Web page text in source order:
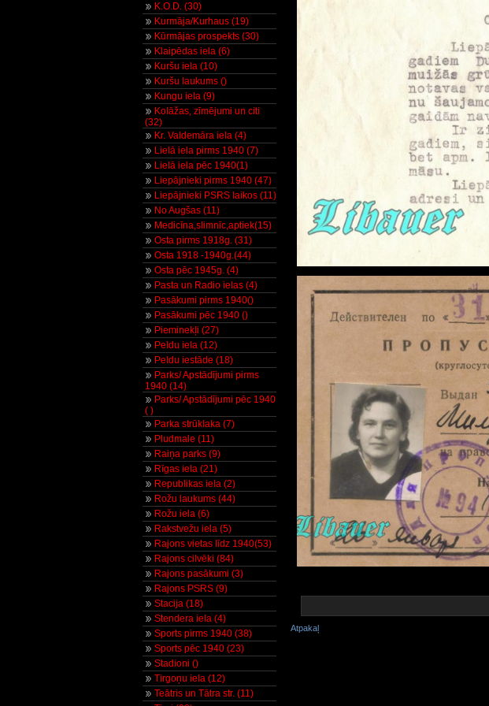
K.O.D. (30)
Kurmāja/Kurhaus (19)
Kūrmājas prospekts (30)
Klaipēdas iela (6)
Kuršu iela (10)
Kuršu laukums ()
Kungu iela (9)
Kolāžas, zīmējumi un citi
(32)
Kr. Valdemāra iela (4)
Lielā iela pirms 1940 (7)
Lielā iela pēc 1940(1)
Liepājnieki pirms 1940 (47)
Liepājnieki PSRS laikos (11)
No Augšas (11)
Medicīna,slimnīc,aptiek(15)
Osta pirms 1918g. (31)
Osta 1918 -1940g.(44)
Osta pēc 1945g. (4)
Pasta un Radio ielas (4)
Pasākumi pirms 1940()
Pasākumi pēc 1940 ()
Pieminekļi (27)
Peldu iela (12)
Peldu iestāde (18)
Parks/ Apstādījumi pirms
1940 (14)
Parks/ Apstādījumi pēc 1940
( )
Parka strūklaka (7)
Pludmale (11)
Raiņa parks (9)
Rīgas iela (21)
Republikas iela (2)
Rožu laukums (44)
Rožu iela (6)
Rakstvežu iela (5)
Rajons vietas līdz 1940(53)
Rajons cilvēki (84)
Rajons pasākumi (3)
Rajons PSRS (9)
Stacija (18)
Stendera iela (4)
Sports pirms 1940 (38)
Sports pēc 1940 (23)
Stadioni ()
Tirgoņu iela (12)
Teātris un Tātra str. (11)
Atpakaļ